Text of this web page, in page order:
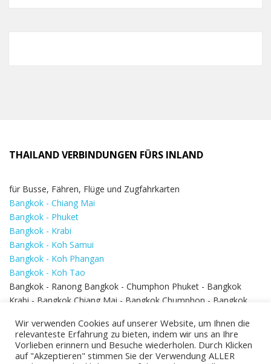
THAILAND VERBINDUNGEN FÜRS INLAND
für Busse, Fähren, Flüge und Zugfahrkarten
Bangkok - Chiang Mai
Bangkok - Phuket
Bangkok - Krabi
Bangkok - Koh Samui
Bangkok - Koh Phangan
Bangkok - Koh Tao
Bangkok - Ranong Bangkok - Chumphon Phuket - Bangkok
Krabi - Bangkok Chiang Mai - Bangkok Chumphon - Bangkok
Bangkok - Hua Hin
Wir verwenden Cookies auf unserer Website, um Ihnen die
relevanteste Erfahrung zu bieten, indem wir uns an Ihre
Vorlieben erinnern und Besuche wiederholen. Durch Klicken
auf "Akzeptieren" stimmen Sie der Verwendung ALLER